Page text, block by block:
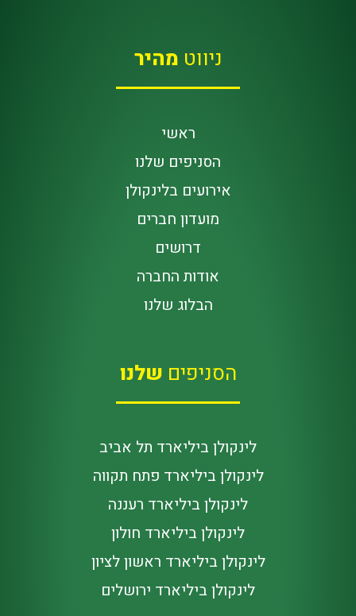
ניווט מהיר
ראשי
הסניפים שלנו
אירועים בלינקולן
מועדון חברים
דרושים
אודות החברה
הבלוג שלנו
הסניפים שלנו
לינקולן ביליארד תל אביב
לינקולן ביליארד פתח תקווה
לינקולן ביליארד רעננה
לינקולן ביליארד חולון
לינקולן ביליארד ראשון לציון
לינקולן ביליארד ירושלים